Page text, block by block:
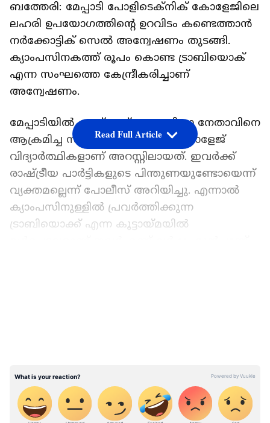
ബത്തേരി: മേപ്പാടി പോളിടെക്നിക് കോളേജിലെ
ലഹരി ഉപയോഗത്തിന്‍റെ ഉറവിടം കണ്ടെത്താൻ
നർക്കോട്ടിക് സെൽ അന്വേഷണം തുടങ്ങി.
ക്യാംപസിനകത്ത് രൂപം കൊണ്ട ട്രാബിയൊക്
എന്ന സംഘത്തെ കേന്ദ്രീകരിച്ചാണ്
അന്വേഷണം.
മേപ്പാടിയിൽ എസ്എഫ്ഐ വനിതാ നേതാവിനെ
ആക്രമിച്ച സംഭവത്തിൽ അഞ്ച് കോളേജ്
വിദ്യാർത്ഥികളാണ് അറസ്റ്റിലായത്. ഇവർക്ക്
രാഷ്ട്രീയ പാർട്ടികളുടെ പിന്തുണയുണ്ടോയെന്ന്
വ്യക്തമല്ലെന്ന് പോലീസ് അറിയിച്ചു. എന്നാൽ
ക്യാംപസിനുള്ളിൽ പ്രവർത്തിക്കുന്ന
ട്രാബിയൊക്ക് എന്ന കൂട്ടായ്മയിൽ
ഇവർക്ക് ലഹരിമരുന്ന് ചെറിയ പൊതികളാക്കി
Read Full Article